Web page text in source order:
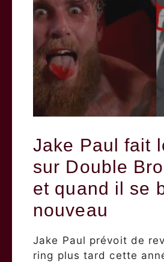
Jake Paul fait
sur Double
et quand il se
nouveau
Jake Paul prévoit de
ring plus tard cette